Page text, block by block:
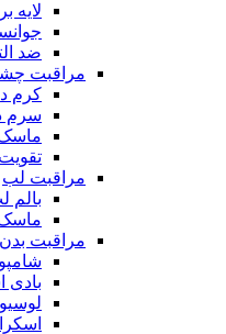
لایه
ضد
مراقبت
کرم
سرم
مراقبت لب
بالم
مراقبت بدن
بادی